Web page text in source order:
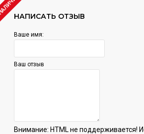
НАПИСАТЬ ОТЗЫВ
Ваше имя:
Ваш отзыв
Внимание: HTML не поддерживается!